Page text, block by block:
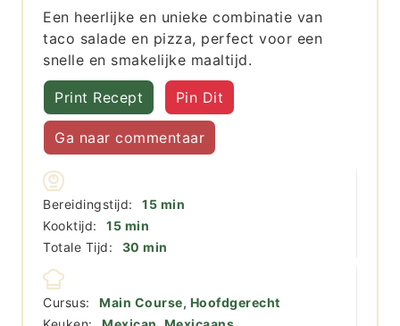
Een heerlijke en unieke combinatie van
taco salade en pizza, perfect voor een
snelle en smakelijke maaltijd.
Print Recept Pin Dit
Ga naar commentaar
Bereidingstijd: 15minuten
min
Kooktijd:
15minuten
min
Totale Tijd:
30 minuten
min
Cursus:
Main Course, Hoofdgerecht